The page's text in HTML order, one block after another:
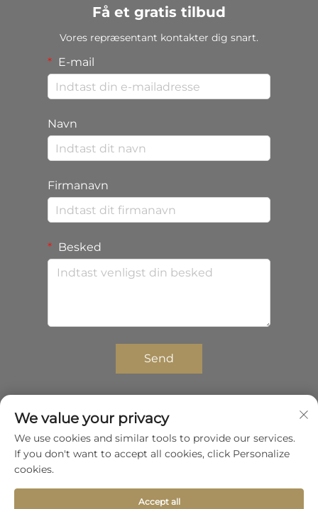
Få et gratis tilbud
Vores repræsentant kontakter dig snart.
E-mail
Navn
Firmanavn
Besked
Send
Copyright © 2025 Shenzhen Zhongda Composites
Co.,Ltd. Alle rettigheder forbeholdes.
Privatlivspolitik
Rul til toppen
We value your privacy
We use cookies and similar tools to provide our services.
If you don't want to accept all cookies, click Personalize
cookies.
Accept all